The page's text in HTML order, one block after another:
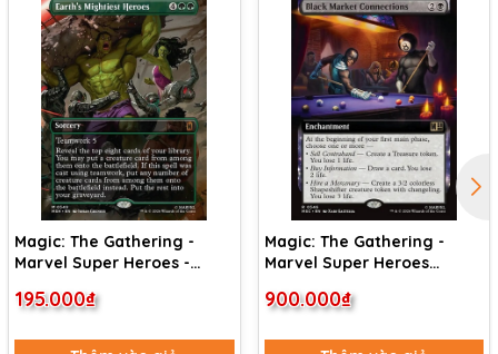
Magic: The Gathering -
Marvel Super Heroes -
(349)
195.000₫
Magic: The Gathering -
Marvel Super Heroes
Connections (346)
900.000₫